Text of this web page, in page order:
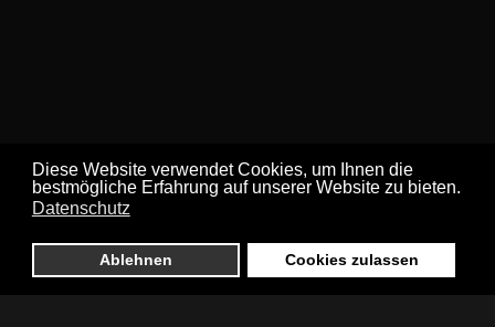
Diese Website verwendet Cookies, um Ihnen die
bestmögliche Erfahrung auf unserer Website zu bieten.
Datenschutz
Ablehnen Cookies zulassen